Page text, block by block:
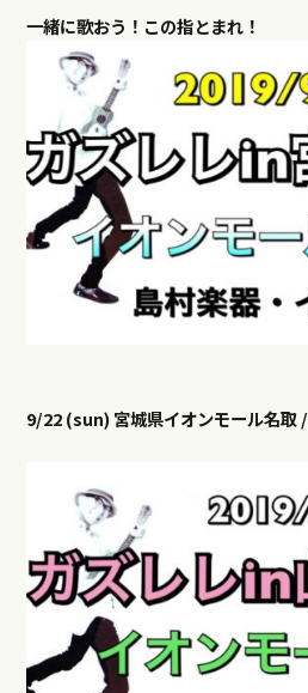
一緒に歌おう！ この指とまれ！
9/22 (sun) 宮城県イオンモール名取